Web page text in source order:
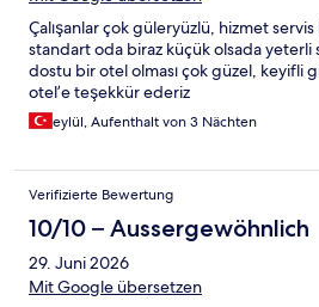
Çalışanlar çok güleryüzlü, hizmet servis
standart oda biraz küçük olsada yeterli
dostu bir otel olması çok güzel, keyifli
otel’e teşekkür ederiz
eylül, Aufenthalt von 3 Nächten
Verifizierte Bewertung
10/10 – Aussergewöhnlich
29. Juni 2026
Mit Google übersetzen